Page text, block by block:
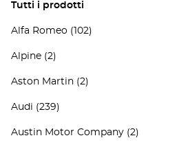
Tutti i prodotti
Alfa Romeo (102)
Alpine (2)
Aston Martin (2)
Audi (239)
Austin Motor Company (2)